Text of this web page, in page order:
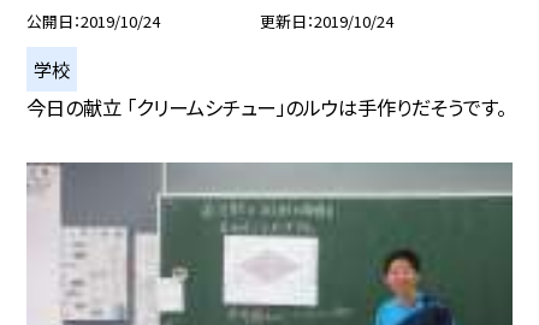
公開日 2019/10/24 更新日 2019/10/24
学校
今日の献立 「クリームシチュー」のルウは手作りだそうです。